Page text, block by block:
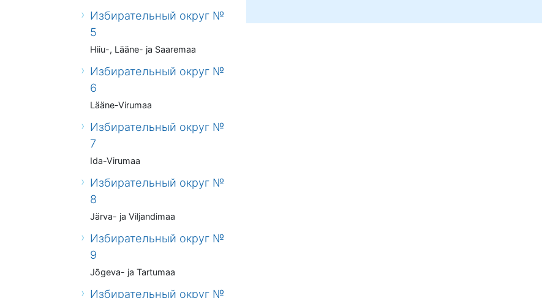
Избирательный округ №
5
Hiiu-, Lääne- ja Saaremaa
Избирательный округ №
6
Lääne-Virumaa
Избирательный округ №
7
Ida-Virumaa
Избирательный округ №
8
Järva- ja Viljandimaa
Избирательный округ №
9
Jõgeva- ja Tartumaa
Избирательный округ №